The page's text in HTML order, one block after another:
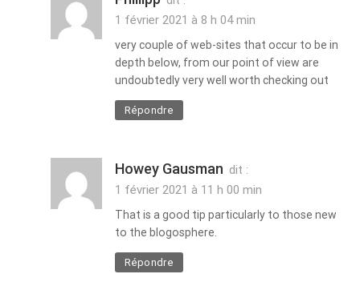
1 février 2021 à 8 h 04 min
very couple of web-sites that occur to be in
depth below, from our point of view are
undoubtedly very well worth checking out
Répondre
Howey Gausman dit :
1 février 2021 à 11 h 00 min
That is a good tip particularly to those new
to the blogosphere.
Répondre